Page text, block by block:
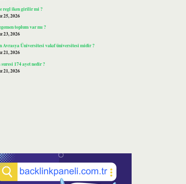
regl iken girilir mi ?
25, 2026
toplum var mı ?
23, 2026
Avrasya Üniversitesi vakıf üniversitesi midir ?
21, 2026
174 ayet nedir ?
21, 2026